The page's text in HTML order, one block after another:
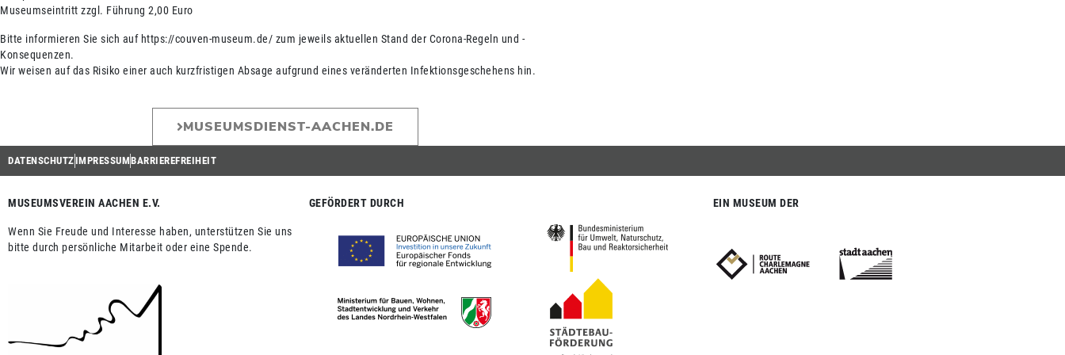
Museumseintritt zzgl. Führung 2,00 Euro
Bitte informieren Sie sich auf https://couven-museum.de/ zum jeweils aktuellen Stand der Corona-Regeln und -
Konsequenzen.
Wir weisen auf das Risiko einer auch kurzfristigen Absage aufgrund eines veränderten Infektionsgeschehens hin.
MUSEUMSDIENST-AACHEN.DE
DATENSCHUTZIMPRESSUMBARRIEREFREIHEIT
MUSEUMSVEREIN AACHEN E.V.
Wenn Sie Freude und Interesse haben, unterstützen Sie uns
bitte durch persönliche Mitarbeit oder eine Spende.
GEFÖRDERT DURCH EIN MUSEUM DER